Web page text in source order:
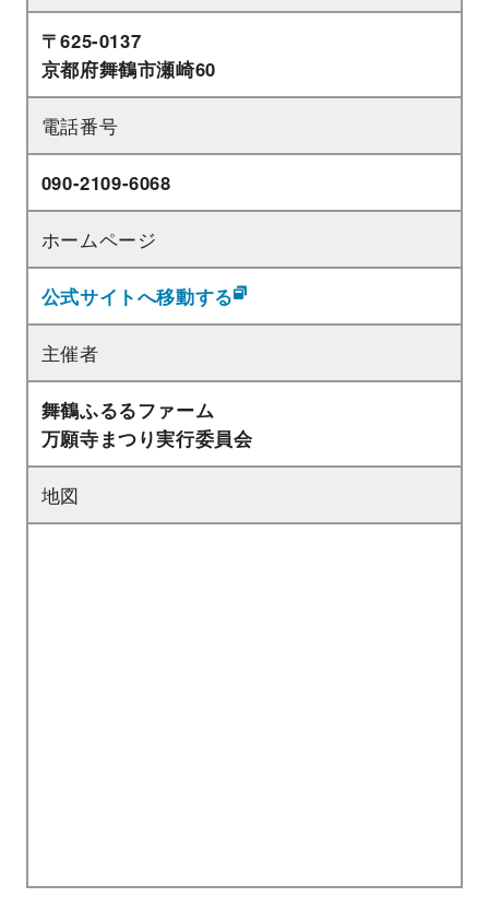
〒625-0137
京都府舞鶴市瀬崎60
電話番号
090-2109-6068
ホームページ
公式サイトへ移動する
主催者
舞鶴ふるるファーム
万願寺まつり実行委員会
地図